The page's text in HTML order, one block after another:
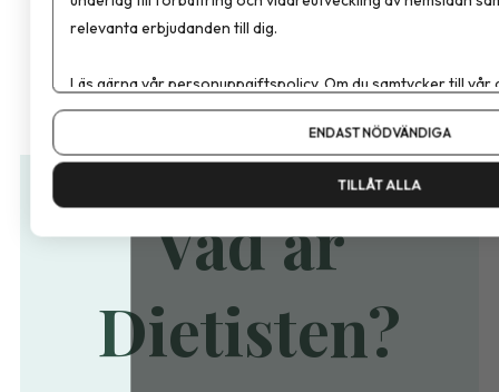
Vad är
Dietisten?
relevanta erbjudanden till dig.
Läs gärna vårpersonuppgiftspolicy. Om du samtycker till vår
Om du vill ändra ditt val i efterhand hittar du den möjligheten
ENDAST NÖDVÄNDIGA
TILLÅT ALLA